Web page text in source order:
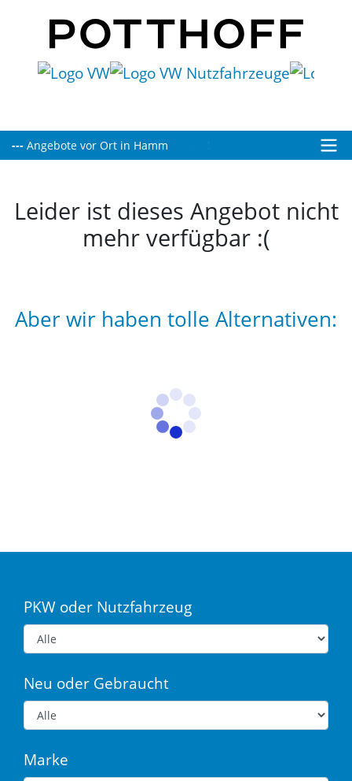
Heute bis 19:00 Uhr für Sie geöffnet!
Leider ist dieses Angebot nicht
mehr verfügbar :(
Aber wir haben tolle Alternativen:
PKW oder Nutzfahrzeug
Neu oder Gebraucht
Marke